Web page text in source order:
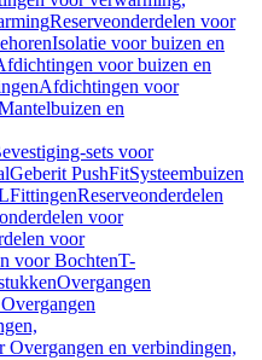
Reserveonderdelen voor
Isolatie voor buizen en
voor buizen en
Afdichtingen voor
en
sets voor
Geberit PushFitSysteembuizen
FittingenReserveonderdelen
voor
voor
voor BochtenT-
Overgangen
Overgangen en verbindingen,